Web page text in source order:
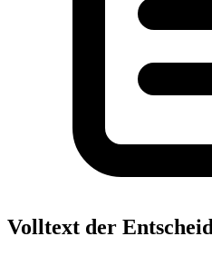
Volltext der